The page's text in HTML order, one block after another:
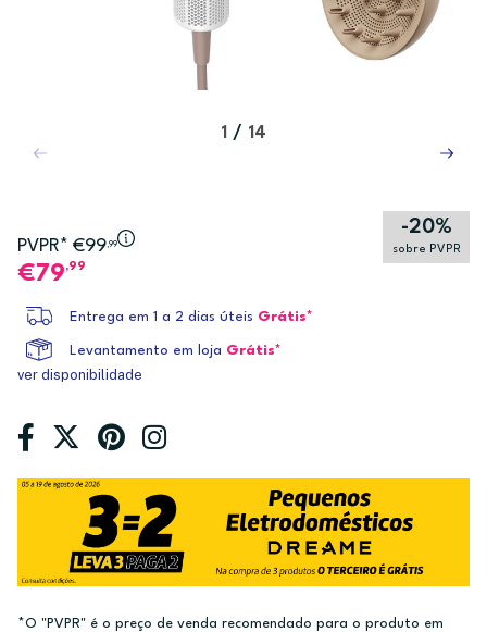
1 / 14
PVPR* €99,99
-20%
sobre PVPR
79,99
Entrega em 1 a 2 dias úteis Grátis*
Levantamento em loja Grátis*
ver disponibilidade
*O "PVPR" é o preço de venda recomendado para o produto em